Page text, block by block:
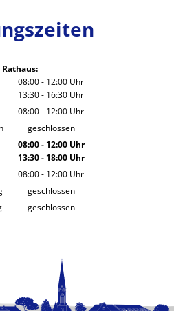
Rathaus:
08:00- 12:00 Uhr
Von 08:00 bis 12:00 Uhr
13:30- 16:30 Uhr
Von 13:30 bis 16:30 Uhr
08:00- 12:00 Uhr
Von 08:00 bis 12:00 Uhr
geschlossen
08:00- 12:00Uhr
Von 08:00 bis 12:00 Uhr
13:30- 18:00Uhr
Von 13:30 bis 18:00 Uhr
08:00- 12:00 Uhr
Von 08:00 bis 12:00 Uhr
geschlossen
geschlossen